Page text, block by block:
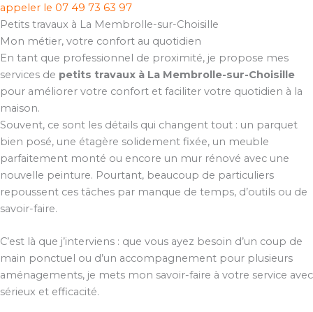
appeler le 07 49 73 63 97
Petits travaux à La Membrolle-sur-Choisille
Mon métier, votre confort au quotidien
En tant que professionnel de proximité, je propose mes
services de petits travaux à La Membrolle-sur-Choisille
pour améliorer votre confort et faciliter votre quotidien à la
maison.
Souvent, ce sont les détails qui changent tout : un parquet
bien posé, une étagère solidement fixée, un meuble
parfaitement monté ou encore un mur rénové avec une
nouvelle peinture. Pourtant, beaucoup de particuliers
repoussent ces tâches par manque de temps, d’outils ou de
savoir-faire.
C’est là que j’interviens : que vous ayez besoin d’un coup de
main ponctuel ou d’un accompagnement pour plusieurs
aménagements, je mets mon savoir-faire à votre service avec
sérieux et efficacité.